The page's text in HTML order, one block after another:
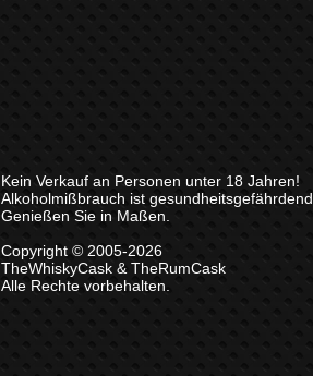
Kein Verkauf an Personen unter 18 Jahren!
Alkoholmißbrauch ist gesundheitsgefährdend.
Genießen Sie in Maßen.
Copyright © 2005-2026
TheWhiskyCask & TheRumCask
Alle Rechte vorbehalten.